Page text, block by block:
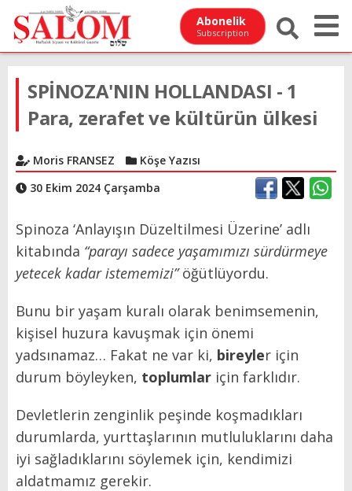
Abonelik
Subscription
SPİNOZA'NIN HOLLANDASI - 1
Para, zerafet ve kültürün ülkesi
Moris FRANSEZ
Köşe Yazısı
30 Ekim 2024 Çarşamba
Spinoza ‘Anlayışın Düzeltilmesi Üzerine’ adlı
kitabında “parayı sadece yaşamımızı sürdürmeye
yetecek kadar istememizi”öğütlüyordu.
Bunu bir yaşam kuralı olarak benimsemenin,
kişisel huzura kavuşmak için önemi
yadsınamaz… Fakat ne var ki, bireyler için
durum böyleyken, toplumlar için farklıdır.
Devletlerin zenginlik peşinde koşmadıkları
durumlarda, yurttaşlarının mutluluklarını daha
iyi sağladıklarını söylemek için, kendimizi
aldatmamız gerekir.